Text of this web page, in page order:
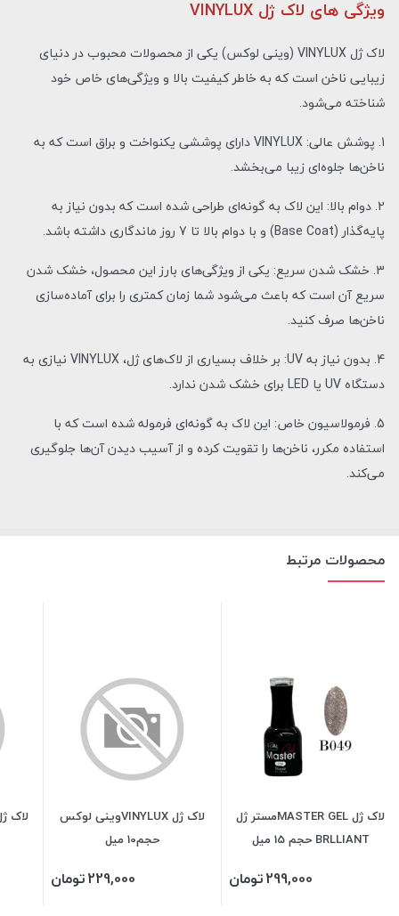
ویژگی های لاک ژل VINYLUX
لاک ژل VINYLUX (وینی لوکس) یکی از محصولات محبوب در دنیای
زیبایی ناخن است که به خاطر کیفیت بالا و ویژگی‌های خاص خود
شناخته می‌شود.
1. پوشش عالی: VINYLUX دارای پوششی یکنواخت و براق است که به
ناخن‌ها جلوه‌ای زیبا می‌بخشد.
2. دوام بالا: این لاک به گونه‌ای طراحی شده است که بدون نیاز به
پایه‌گذار (Base Coat) و با دوام بالا تا 7 روز ماندگاری داشته باشد.
3. خشک شدن سریع: یکی از ویژگی‌های بارز این محصول، خشک شدن
سریع آن است که باعث می‌شود شما زمان کمتری را برای آماده‌سازی
ناخن‌ها صرف کنید.
4. بدون نیاز به UV: بر خلاف بسیاری از لاک‌های ژل، VINYLUX نیازی به
دستگاه UV یا LED برای خشک شدن ندارد.
5. فرمولاسیون خاص: این لاک به گونه‌ای فرموله شده است که با
استفاده مکرر، ناخن‌ها را تقویت کرده و از آسیب دیدن آن‌ها جلوگیری
می‌کند.
محصولات مرتبط
لاک ژل MASTER GELمستر ژل
BRLLIANT حجم 15 میل
299,000تومان
لاک ژل VINYLUXوینی لوکس
حجم10 میل
229,000تومان